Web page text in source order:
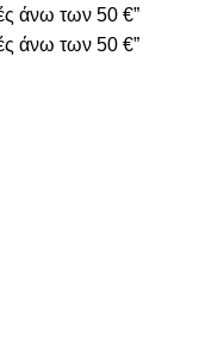
άνω των 50 €”
άνω των 50 €”